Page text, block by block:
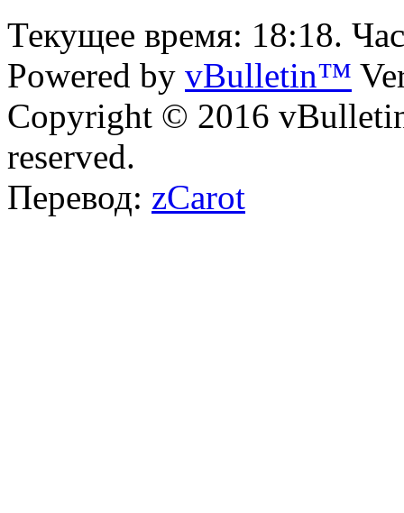
Текущее время: 18:18.
Powered by vBulletin™
Copyright © 2016
reserved.
Перевод: zCarot